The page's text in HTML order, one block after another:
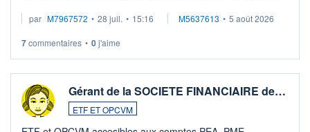
par M7967572 • 28 juil. • 15:16 M5637613 • 5 août 2026
7commentaires • 0j'aime
Gérant de la SOCIETE FINANCIAIRE de…
ETF ET OPCVM